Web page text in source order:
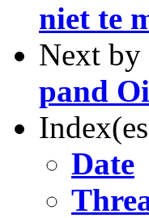
niet te
Next by
pand
Date